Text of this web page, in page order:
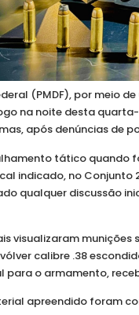
(PMDF), por meio
na noite desta
após denúncias de
tático quando
indicado, no
qualquer discussão
visualizaram
calibre .38
o armamento,
apreendido foram